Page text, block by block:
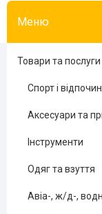
Товари та послуги
Спорт і
Аксесуари та
Інструменти
Одяг та взуття
Авіа-, ж/д-,